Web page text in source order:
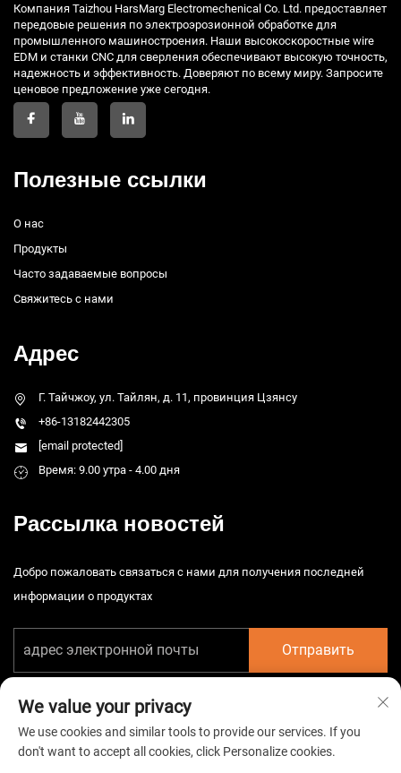
Компания Taizhou HarsMarg Electromechenical Co. Ltd. предоставляет
передовые решения по электроэрозионной обработке для
промышленного машиностроения. Наши высокоскоростные wire
EDM и станки CNC для сверления обеспечивают высокую точность,
надежность и эффективность. Доверяют по всему миру. Запросите
ценовое предложение уже сегодня.
Полезные ссылки
О нас
Продукты
Часто задаваемые вопросы
Свяжитесь с нами
Адрес
Г. Тайчжоу, ул. Тайлян, д. 11, провинция Цзянсу
+86-13182442305
[email protected]
Время: 9.00 утра - 4.00 дня
Рассылка новостей
Добро пожаловать связаться с нами для получения последней
информации о продуктах
Отправить
We value your privacy
We use cookies and similar tools to provide our services. If you
don't want to accept all cookies, click Personalize cookies.